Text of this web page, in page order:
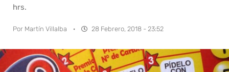
hrs.
Por Martín Villalba · 28 Febrero, 2018 - 23:52